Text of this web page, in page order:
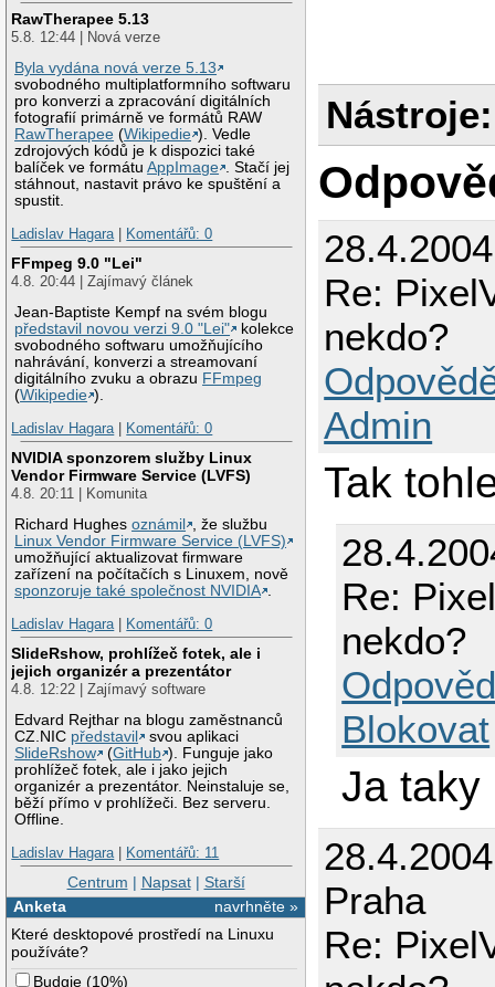
RawTherapee 5.13
5.8. 12:44 | Nová verze
Byla vydána nová verze 5.13
svobodného multiplatformního softwaru
pro konverzi a zpracování digitálních
fotografií primárně ve formátů RAW
RawTherapee (Wikipedie ). Vedle
zdrojových kódů je k dispozici také
balíček ve formátuAppImage . Stačí jej
stáhnout, nastavit právo ke spuštění a
spustit.
Ladislav Hagara| Komentářů: 0
FFmpeg 9.0 "Lei"
4.8. 20:44 | Zajímavý článek
Jean-Baptiste Kempf na svém blogu
představil novou verzi 9.0 "Lei"
kolekce
svobodného softwaru umožňujícího
nahrávání, konverzi a streamovaní
digitálního zvuku a obrazu FFmpeg
(Wikipedie ).
Ladislav Hagara| Komentářů: 0
NVIDIA sponzorem služby Linux
Vendor Firmware Service (LVFS)
4.8. 20:11 | Komunita
Richard Hughesoznámil
, že službu
Linux Vendor Firmware Service (LVFS)
umožňující aktualizovat firmware
zařízení na počítačích s Linuxem, nově
sponzoruje také společnost NVIDIA .
Ladislav Hagara| Komentářů: 0
SlideRshow, prohlížeč fotek, ale i
jejich organizér a prezentátor
4.8. 12:22 | Zajímavý software
Edvard Rejthar na blogu zaměstnanců
CZ.NIC představil
svou aplikaci
SlideRshow
(GitHub ). Funguje jako
prohlížeč fotek, ale i jako jejich
organizér a prezentátor. Neinstaluje se,
běží přímo v prohlížeči. Bez serveru.
Offline.
Ladislav Hagara| Komentářů: 11
Centrum | Napsat| Starší
navrhněte »
Anketa
Které desktopové prostředí na Linuxu
používáte?
Budgie (10%)
Nástroje:
Re:
nekdo?
Admin
Tak
Re:
nekdo?
Blokovat
Ja taky
Praha
Re: